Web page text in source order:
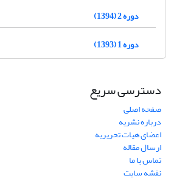
دوره 2 (1394)
دوره 1 (1393)
دسترسی سریع
صفحه اصلی
درباره نشریه
اعضای هیات تحریریه
ارسال مقاله
تماس با ما
نقشه سایت